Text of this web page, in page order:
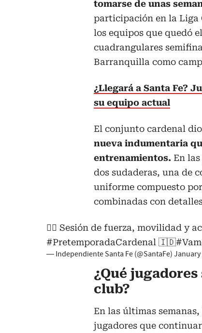
tomarse de unas
participación en la Liga
los equipos que quedó
cuadrangulares
Barranquilla como
¿Llegará a Santa Fe?
su equipo actual
El conjunto cardenal
nueva indumentaria
entrenamientos. En
dos sudaderas, una de
uniforme compuesto
combinadas con
🏋🏻 Sesión de fuerza, movilidad y
#PretemporadaCardenal 🇮🇩
— Independiente Santa Fe (@SantaFe) January
¿Qué
club?
En las últimas
jugadores que